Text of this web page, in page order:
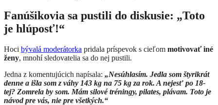
Fanúšikovia sa pustili do diskusie: „Toto
je hlúposť!“
Hoci bývalá moderátorka pridala príspevok s cieľom motivovať iné
ženy, mnohí sledovatelia sa do nej pustili.
Jedna z komentujúcich napísala: „Nesúhlasím. Jedla som štyrikrát
denne a išla som z váhy 143 kg na 75 kg za rok. A nejesť po 18-
tej? Zomrela by som. Mám silové tréningy, pilates, plávam. Toto je
návod pre vás, nie pre všetkých.“